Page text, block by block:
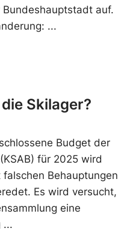
auf.
Skilager?
Budget der
für 2025 wird
Behauptungen
Es wird versucht,
eine